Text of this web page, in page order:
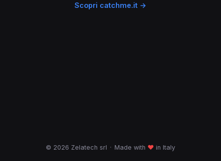
Scopri catchme.it →
© 2026 Zelatech srl · Made with ♥ in Italy